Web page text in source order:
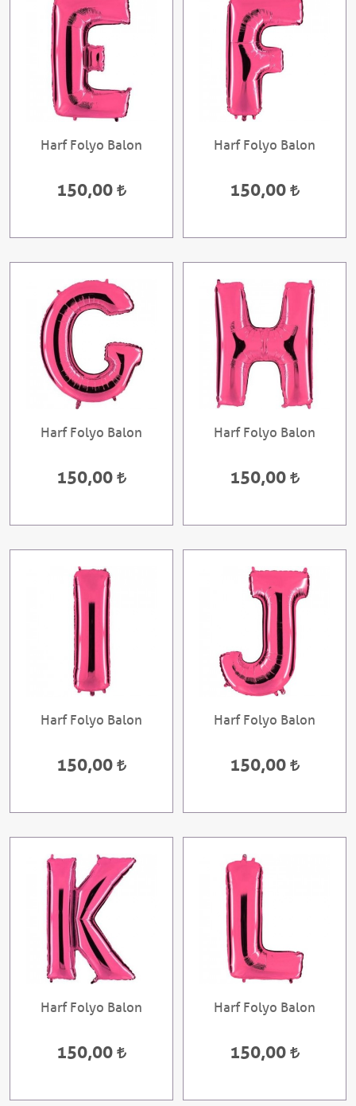
Harf Folyo Balon
150,00
Harf Folyo Balon
150,00
Harf Folyo Balon
150,00
Harf Folyo Balon
150,00
Harf Folyo Balon
150,00
Harf Folyo Balon
150,00
Harf Folyo Balon
150,00
Harf Folyo Balon
150,00